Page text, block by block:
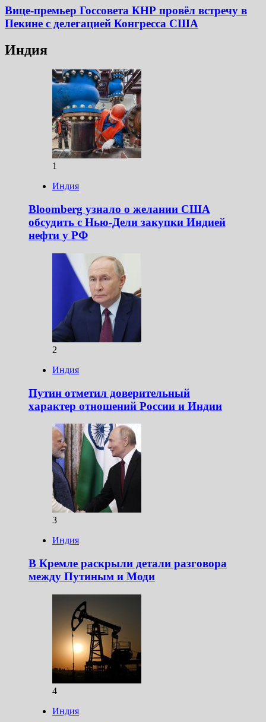
Вице-премьер Госсовета КНР провёл встречу в
Пекине с делегацией Конгресса США
Индия
1
Индия
Bloomberg узнало о желании США
обсудить с Нью-Дели закупки Индией
нефти у РФ
2
Индия
Путин отметил доверительный
характер отношений России и Индии
3
Индия
В Кремле раскрыли детали разговора
между Путиным и Моди
4
Индия